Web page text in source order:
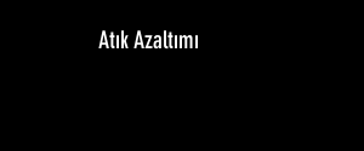
Atık Azaltımı